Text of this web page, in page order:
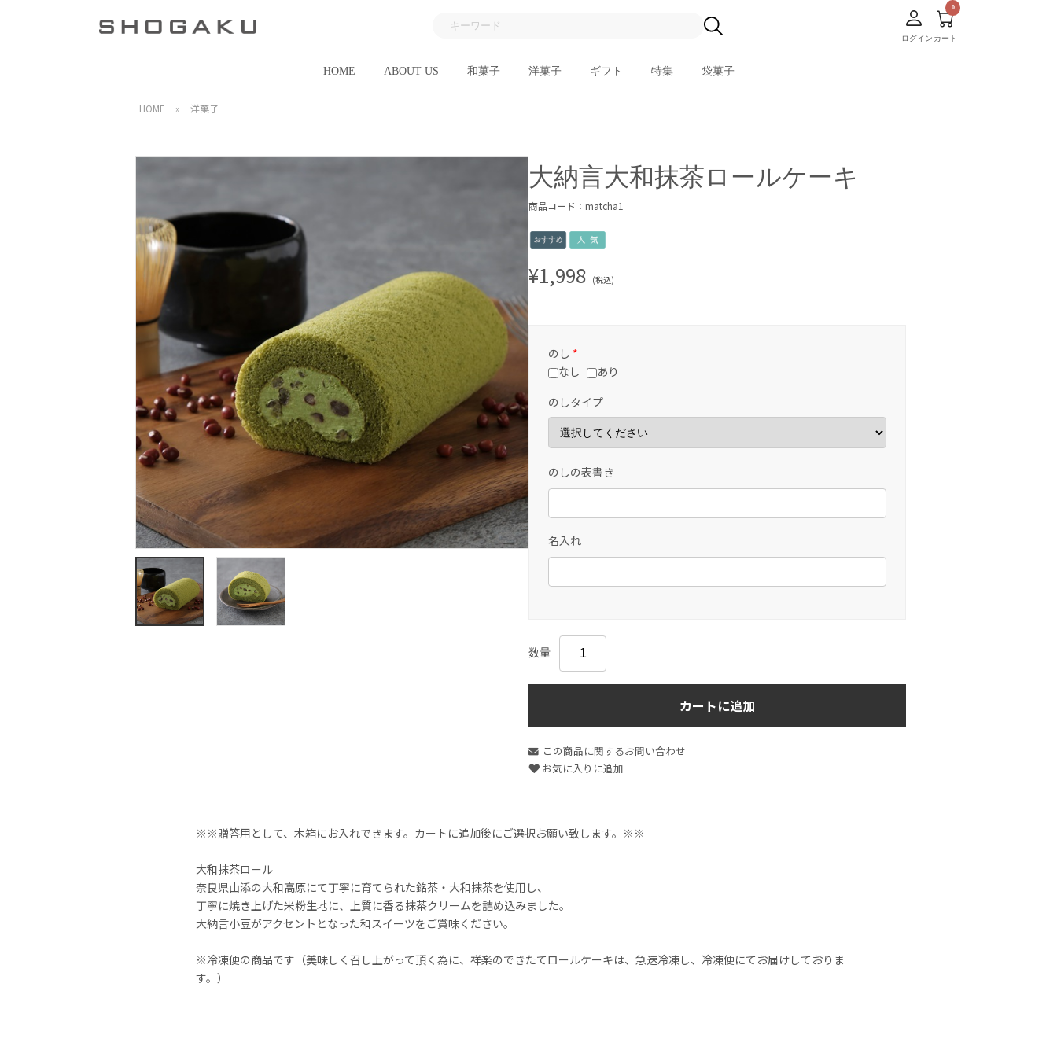
ログイン カート
HOME ABOUT US 和菓子 洋菓子 ギフト 特集 袋菓子
HOME » 洋菓子
大納言大和抹茶ロールケーキ
商品コード：matcha1
¥1,998 (税込)
のし *
なし
あり
のしタイプ
のしの表書き
名入れ
数量
カートに追加
この商品に関するお問い合わせ
お気に入りに追加
※※贈答用として、木箱にお入れできます。カートに追加後にご選択お願い致します。※※
大和抹茶ロール
奈良県山添の大和高原にて丁寧に育てられた銘茶・大和抹茶を使用し、
丁寧に焼き上げた米粉生地に、上質に香る抹茶クリームを詰め込みました。
大納言小豆がアクセントとなった和スイーツをご賞味ください。
※冷凍便の商品です（美味しく召し上がって頂く為に、祥楽のできたてロールケーキは、急速冷凍し、冷凍便にてお届けしておりま
す。）